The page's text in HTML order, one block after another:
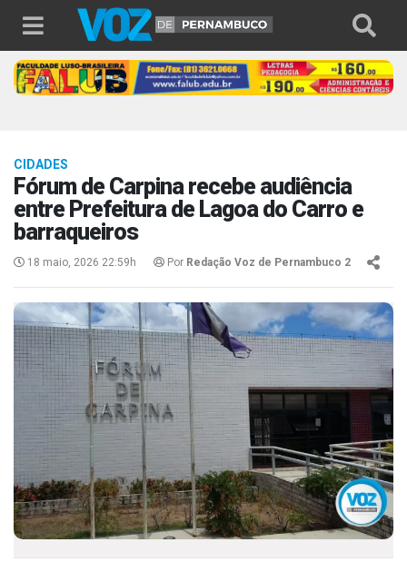
CIDADES
Fórum de Carpina recebe audiência
entre Prefeitura de Lagoa do Carro e
barraqueiros
18 maio, 2026 22:59h Por Redação Voz de Pernambuco 2